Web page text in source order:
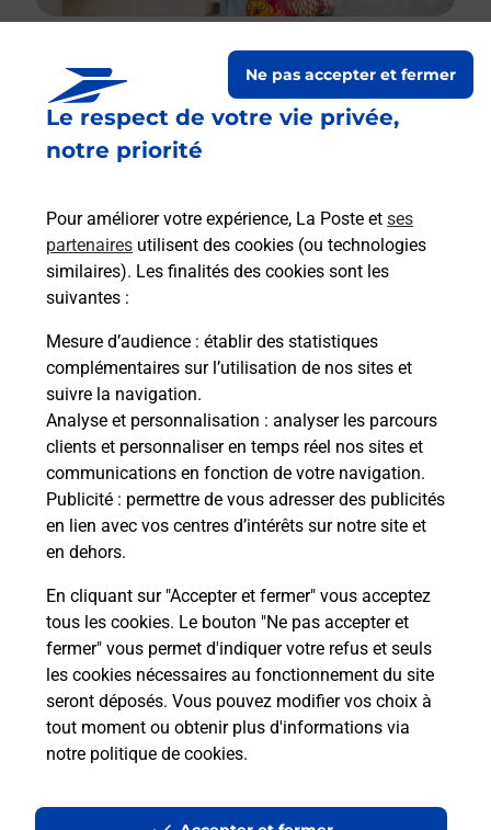
Le respect de votre vie privée,
notre priorité
Pour améliorer votre expérience, La Poste et ses
partenaires utilisent des cookies (ou technologies
similaires). Les finalités des cookies sont les
suivantes :
Mesure d’audience : établir des statistiques
complémentaires sur l’utilisation de nos sites et
suivre la navigation.
Analyse et personnalisation : analyser les parcours
clients et personnaliser en temps réel nos sites et
communications en fonction de votre navigation.
Publicité : permettre de vous adresser des publicités
en lien avec vos centres d’intérêts sur notre site et
en dehors.
En cliquant sur "Accepter et fermer" vous acceptez
tous les cookies. Le bouton "Ne pas accepter et
fermer" vous permet d'indiquer votre refus et seuls
les cookies nécessaires au fonctionnement du site
seront déposés. Vous pouvez modifier vos choix à
tout moment ou obtenir plus d'informations via
notre politique de cookies.
Ne pas accepter et fermer
Boîte aux lettres La Poste
Collecte du courrier aujourd'hui à
3 Rue Du Tertre
Gurgy Le Chateau
Itinéraire
Le lien s'ouvre dans un nouvel onglet
Boîte aux lettres La Poste
Collecte du courrier aujourd'hui à 09h00
1 Rue Des Paux
21290
Gurgy Le Chateau
Itinéraire
Le lien s'ouvre dans un nouvel onglet
Localiser Liste Boîtes aux lettres
Côte-d'Or
Gurgy Le Chateau